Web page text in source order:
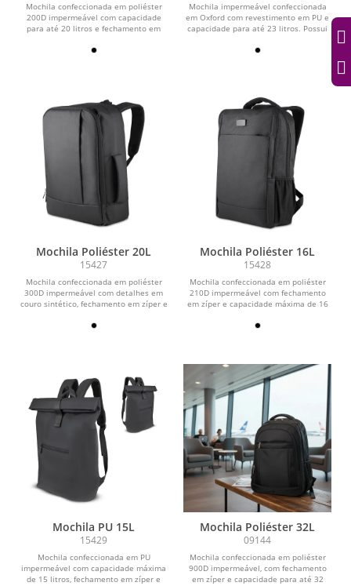
Mochila confeccionada em poliéster
200D impermeável com capacidade
para até 20 litros e fechamento em
Mochila impermeável confeccionada
em Oxford com revestimento em PU e
capacidade para até 23 litros. Possui
Mochila Poliéster 20L
15427
Mochila confeccionada em poliéster
300D impermeável com detalhes em
couro sintético, fechamento em zíper e
Mochila Poliéster 16L
15428
Mochila confeccionada em poliéster
210D impermeável com fechamento
em zíper e capacidade máxima de 16
Mochila PU 15L
15429
Mochila confeccionada em PU
impermeável com capacidade máxima
de 15 litros, fechamento em zíper e
Mochila Poliéster 32L
09144
Mochila confeccionada em poliéster
900D impermeável, com fechamento
em zíper e capacidade para até 32